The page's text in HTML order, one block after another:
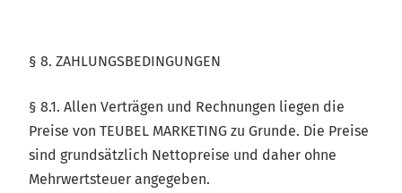
§ 8. ZAHLUNGSBEDINGUNGEN
§ 8.1. Allen Verträgen und Rechnungen liegen die
Preise von TEUBEL MARKETING zu Grunde. Die Preise
sind grundsätzlich Nettopreise und daher ohne
Mehrwertsteuer angegeben.